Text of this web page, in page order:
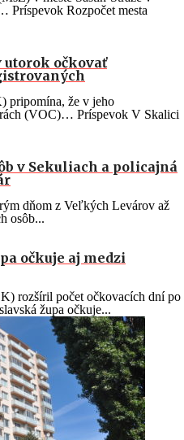
Príspevok Rozpočet mesta
utorok očkovať
pripomína, že v jeho
(VOC)… Príspevok V Skalici
v Sekuliach a policajná
dňom z Veľkých Levárov až
osôb...
očkuje aj medzi
rozšíril počet očkovacích dní po
župa očkuje...